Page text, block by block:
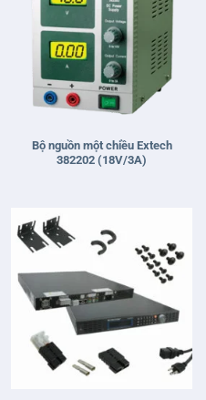
Bộ nguồn một chiều Extech
382202 (18V/3A)